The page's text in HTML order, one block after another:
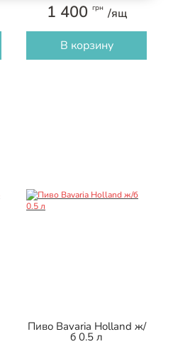
1 400 грн /ящ
В корзину
Пиво Bavaria Holland ж/
б 0.5 л